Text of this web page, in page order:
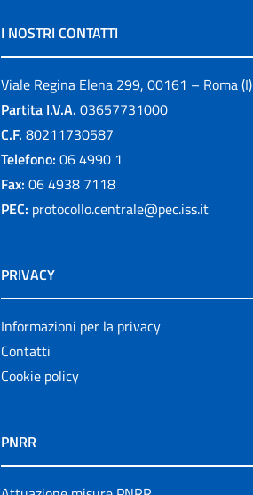
I NOSTRI CONTATTI
Viale Regina Elena 299, 00161 – Roma (I)
Partita I.V.A. 03657731000
C.F. 80211730587
Telefono: 06 4990 1
Fax: 06 4938 7118
PEC: protocollo.centrale@pec.iss.it
PRIVACY
Informazioni per la privacy
Contatti
Cookie policy
PNRR